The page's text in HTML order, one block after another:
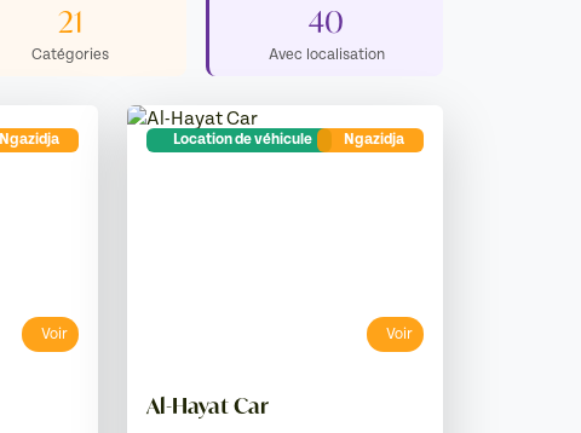
21
Catégories
40
Avec localisation
Ngazidja
Voir
Location de véhicule Ngazidja
Voir
Al-Hayat Car